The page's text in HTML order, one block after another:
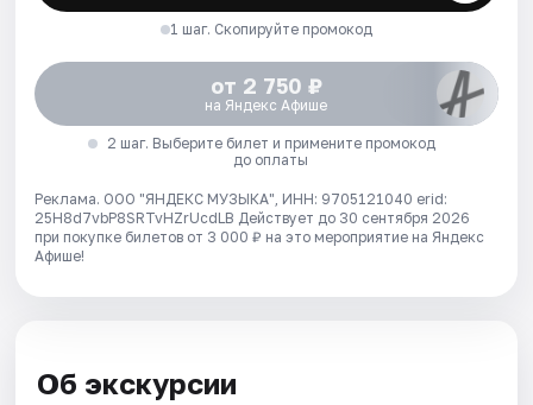
1 шаг. Скопируйте промокод
от 2 750 ₽
на Яндекс Афише
2 шаг. Выберите билет и примените промокод
до оплаты
Реклама. ООО "ЯНДЕКС МУЗЫКА", ИНН: 9705121040 erid:
25H8d7vbP8SRTvHZrUcdLB Действует до 30 сентября 2026
при покупке билетов от 3 000 ₽ на это мероприятие на Яндекс
Афише!
Об экскурсии